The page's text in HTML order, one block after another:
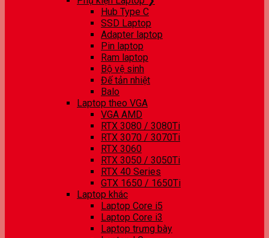
Hub Type C
SSD Laptop
Adapter laptop
Pin laptop
Ram laptop
Bộ vệ sinh
Đế tản nhiệt
Balo
Laptop theo VGA
VGA AMD
RTX 3080 / 3080Ti
RTX 3070 / 3070Ti
RTX 3060
RTX 3050 / 3050Ti
RTX 40 Series
GTX 1650 / 1650Ti
Laptop khác
Laptop Core i5
Laptop Core i3
Laptop trưng bày